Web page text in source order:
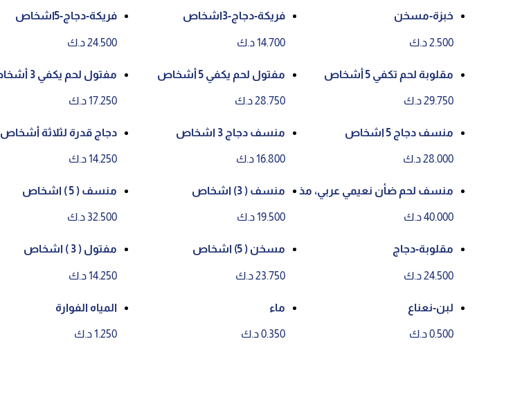
خبزة-مسخن
2.500 د.ك
فريكة-دجاج-3اشخاص
14.700 د.ك
فريكة-دجاج-5اشخاص
24.500 د.ك
مقلوبة لحم تكفي 5 أشخاص
29.750 د.ك
مفتول لحم يكفي 5 أشخاص
28.750 د.ك
مفتول لحم يكفي 3 أشخاص
17.250 د.ك
منسف دجاج 5 اشخاص
28.000 د.ك
منسف دجاج 3 اشخاص
16.800 د.ك
دجاج قدرة لثلاثة أشخاص
14.250 د.ك
منسف لحم ضأن نعيمي عربي، مذ
40.000 د.ك
منسف ( 3) اشخاص
19.500 د.ك
منسف ( 5 ) اشخاص
32.500 د.ك
مقلوبة-دجاج
24.500 د.ك
مسخن ( 5) اشخاص
23.750 د.ك
مفتول ( 3 ) اشخاص
14.250 د.ك
لبن-نعناع
0.500 د.ك
ماء
0.350 د.ك
المياه الفوارة
1.250 د.ك